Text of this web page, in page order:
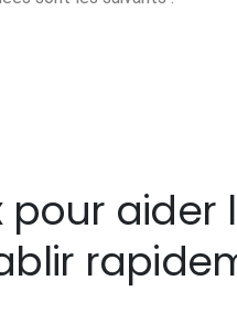
pour aider